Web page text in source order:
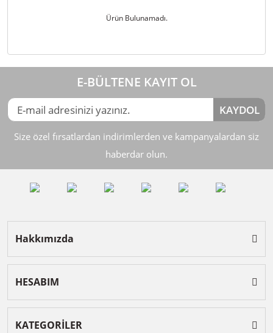
Ürün Bulunamadı.
E-BÜLTENE KAYIT OL
KAYDOL
Size özel fırsatlardan indirimlerden ve kampanyalardan siz
haberdar olun.
Hakkımızda
HESABIM
KATEGORİLER